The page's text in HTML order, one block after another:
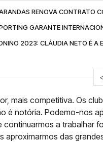
RENOVA CONTRATO
GARANTE
2023: CLÁUDIA NETO É A
<
mais competitiva. Os
é notória. Podemo-nos
a trabalhar
aproximarmos das